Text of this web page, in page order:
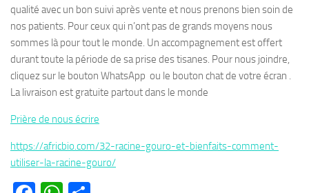
qualité avec un bon suivi après vente et nous prenons bien soin de
nos patients. Pour ceux qui n’ont pas de grands moyens nous
sommes là pour tout le monde. Un accompagnement est offert
durant toute la période de sa prise des tisanes. Pour nous joindre,
cliquez sur le bouton WhatsApp ou le bouton chat de votre écran .
La livraison est gratuite partout dans le monde
Prière de nous écrire
https://africbio.com/32-racine-gouro-et-bienfaits-comment-
utiliser-la-racine-gouro/